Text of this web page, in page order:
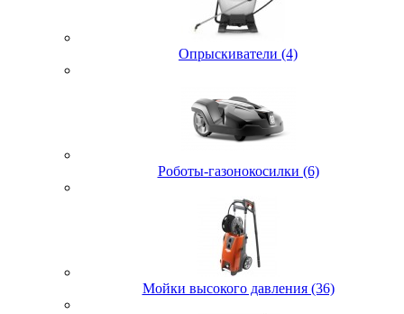
Опрыскиватели (4)
Роботы-газонокосилки (6)
Мойки высокого давления (36)